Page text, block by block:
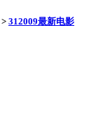
> 312009最新电影